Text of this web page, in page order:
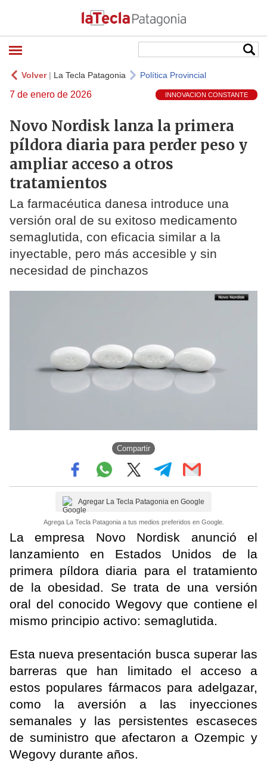
Volver| La Tecla Patagonia Política Provincial
7 de enero de 2026 INNOVACION CONSTANTE
Novo Nordisk lanza la primera
píldora diaria para perder peso y
ampliar acceso a otros
tratamientos
La farmacéutica danesa introduce una
versión oral de su exitoso medicamento
semaglutida, con eficacia similar a la
inyectable, pero más accesible y sin
necesidad de pinchazos
Compartir
Agregar La Tecla Patagonia en Google
Agrega La Tecla Patagonia a tus medios preferidos en Google.
La empresa Novo Nordisk anunció el
lanzamiento en Estados Unidos de la
primera píldora diaria para el tratamiento
de la obesidad. Se trata de una versión
oral del conocido Wegovy que contiene el
mismo principio activo: semaglutida.
Esta nueva presentación busca superar las
barreras que han limitado el acceso a
estos populares fármacos para adelgazar,
como la aversión a las inyecciones
semanales y las persistentes escaseces
de suministro que afectaron a Ozempic y
Wegovy durante años.